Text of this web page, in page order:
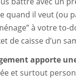
quand il veut (ou
à votre to-
de caisse d’un
apporte
et surtout